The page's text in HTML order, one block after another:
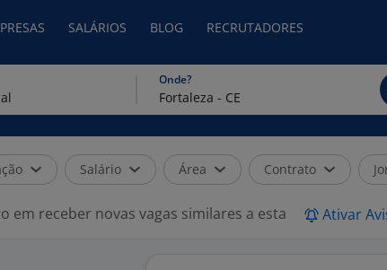
SALÁRIOS BLOG RECRUTADORES
Onde?
Salário Área Contrato
em receber novas vagas similares a esta Ativar